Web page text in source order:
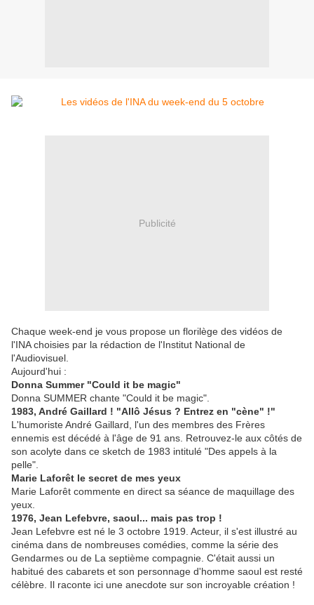
Publicité
Chaque week-end je vous propose un florilège des vidéos de
l'INA choisies par la rédaction de l'Institut National de
l'Audiovisuel.
Aujourd'hui :
Donna Summer "Could it be magic"
Donna SUMMER chante "Could it be magic".
1983, André Gaillard ! "Allô Jésus ? Entrez en "cène" !"
L'humoriste André Gaillard, l'un des membres des Frères
ennemis est décédé à l'âge de 91 ans. Retrouvez-le aux côtés de
son acolyte dans ce sketch de 1983 intitulé "Des appels à la
pelle".
Marie Laforêt le secret de mes yeux
Marie Laforêt commente en direct sa séance de maquillage des
yeux.
1976, Jean Lefebvre, saoul... mais pas trop !
Jean Lefebvre est né le 3 octobre 1919. Acteur, il s'est illustré au
cinéma dans de nombreuses comédies, comme la série des
Gendarmes ou de La septième compagnie. C'était aussi un
habitué des cabarets et son personnage d'homme saoul est resté
célèbre. Il raconte ici une anecdote sur son incroyable création !